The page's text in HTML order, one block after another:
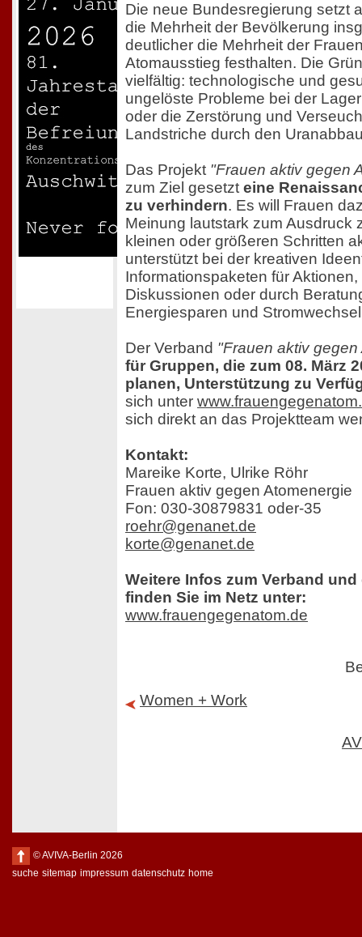
Die neue Bundesregierung setzt
die Mehrheit der Bevölkerung
deutlicher die Mehrheit der
Atomausstieg festhalten. Die
vielfältig: technologische und
ungelöste Probleme bei der
oder die Zerstörung und
Landstriche durch den
Das Projekt "Frauen aktiv gegen
zum Ziel gesetzt eine
zu verhindern. Es will Frauen
Meinung lautstark zum Ausdruck
kleinen oder größeren Schritten
unterstützt bei der kreativen
Informationspaketen für
Diskussionen oder durch
Energiesparen und
Der Verband "Frauen aktiv
für Gruppen, die zum 08. März
planen, Unterstützung zu
sich unter
sich direkt an das Projektteam
Kontakt:
Mareike Korte, Ulrike Röhr
Frauen aktiv gegen Atomenergie
Fon: 030-30879831 oder-35
roehr@genanet.de
korte@genanet.de
Weitere Infos zum Verband
finden Sie im Netz unter:
www.frauengegenatom.de
Women + Work
© AVIVA-Berlin 2026
suche sitemap impressum datenschutz home